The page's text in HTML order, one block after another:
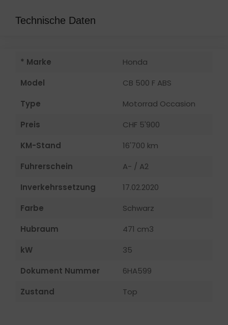
Technische Daten
* Marke
Honda
Model
CB 500 F ABS
Type
Motorrad Occasion
Preis
CHF 5'900
KM-Stand
16'700 km
Fuhrerschein
A- / A2
Inverkehrssetzung
17.02.2020
Farbe
Schwarz
Hubraum
471 cm3
kW
35
Dokument Nummer
6HA599
Zustand
Top